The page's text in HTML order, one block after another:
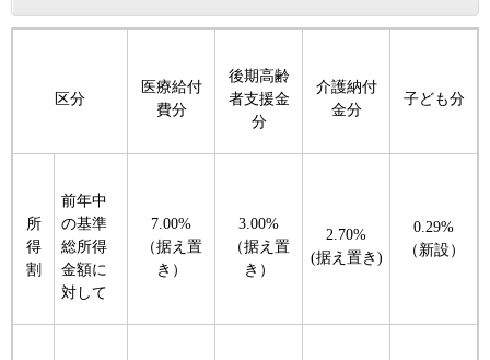
区分
医療給付
費分
後期高齢
者支援金
分
介護納付
金分
子ども分
所
得
割
前年中
の基準
総所得
金額に
対して
7.00%
（据え置
き）​
3.00%
（据え置
き）
2.70%
(据え置き)
0.29%
（新設）